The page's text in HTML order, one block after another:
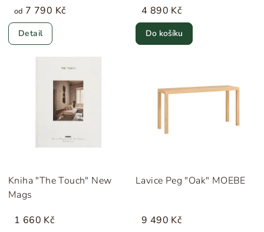
od 7 790 Kč
Detail
4 890 Kč
Do košíku
Kniha "The Touch" New
Mags
1 660 Kč
Lavice Peg "Oak" MOEBE
9 490 Kč